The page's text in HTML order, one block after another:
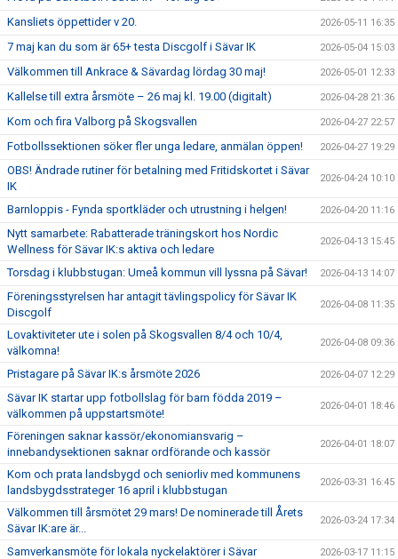
Kansliets öppettider v 20. 2026-05-11 16:35
7 maj kan du som är 65+ testa Discgolf i Sävar IK 2026-05-04 15:03
Välkommen till Ankrace & Sävardag lördag 30 maj! 2026-05-01 12:33
Kallelse till extra årsmöte – 26 maj kl. 19.00 (digitalt) 2026-04-28 21:36
Kom och fira Valborg på Skogsvallen 2026-04-27 22:57
Fotbollssektionen söker fler unga ledare, anmälan öppen! 2026-04-27 19:29
OBS! Ändrade rutiner för betalning med Fritidskortet i Sävar
IK
2026-04-24 10:10
Barnloppis - Fynda sportkläder och utrustning i helgen! 2026-04-20 11:16
Nytt samarbete: Rabatterade träningskort hos Nordic
Wellness för Sävar IK:s aktiva och ledare
2026-04-13 15:45
Torsdag i klubbstugan: Umeå kommun vill lyssna på Sävar! 2026-04-13 14:07
Föreningsstyrelsen har antagit tävlingspolicy för Sävar IK
Discgolf
2026-04-08 11:35
Lovaktiviteter ute i solen på Skogsvallen 8/4 och 10/4,
välkomna!
2026-04-08 09:36
Pristagare på Sävar IK:s årsmöte 2026 2026-04-07 12:29
Sävar IK startar upp fotbollslag för barn födda 2019 –
välkommen på uppstartsmöte!
2026-04-01 18:46
Föreningen saknar kassör/ekonomiansvarig –
innebandysektionen saknar ordförande och kassör
2026-04-01 18:07
Kom och prata landsbygd och seniorliv med kommunens
landsbygdsstrateger 16 april i klubbstugan
2026-03-31 16:45
Välkommen till årsmötet 29 mars! De nominerade till Årets
Sävar IK:are är...
2026-03-24 17:34
Samverkansmöte för lokala nyckelaktörer i Sävar 2026-03-17 11:15